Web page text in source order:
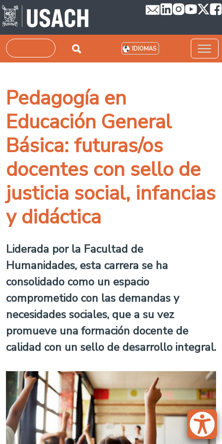
Pasar al contenido principal
Buscar IDIOMAS
Pedagogía en
Educación General
Básica: futuras/os
docentes con sello de
justicia social, infancias
y didáctica
Liderada por la Facultad de
Humanidades, esta carrera se ha
consolidado como un espacio
comprometido con las demandas y
necesidades sociales, que a su vez
promueve una formación docente de
calidad con un sello de desarrollo integral.